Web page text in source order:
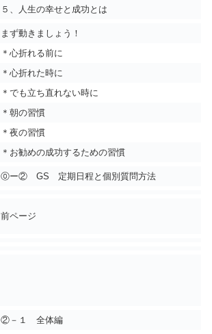
５、人生の幸せと成功とは
まず動きましょう！
＊心折れる前に
＊心折れた時に
＊でも立ち直れない時に
＊朝の習慣
＊夜の習慣
＊お勧めの成功するための習慣
⓪ー② GS 定期日程と個別質問方法
前ページ
②－１ 全体編